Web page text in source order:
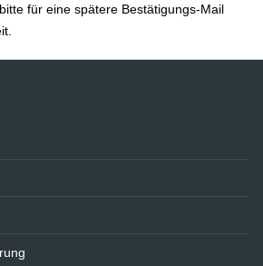
für eine spätere Bestätigungs-Mail